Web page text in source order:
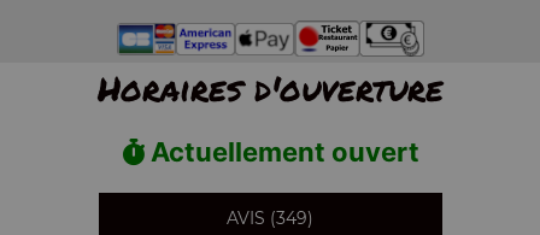
Horaires d'ouverture
Actuellement ouvert
AVIS (349)